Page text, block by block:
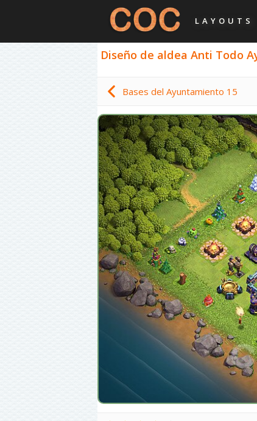
LAYOUTS
Diseño de aldea Anti Todo
Bases del Ayuntamiento 15